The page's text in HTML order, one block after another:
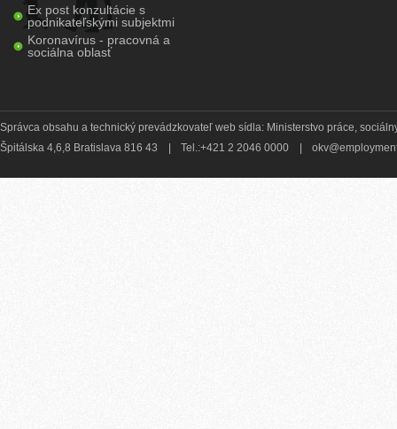
Ex post konzultácie s
podnikateľskými subjektmi
Koronavírus - pracovná a
sociálna oblasť
Správca obsahu a technický prevádzkovateľ web sídla: Ministerstvo práce,
Špitálska 4,6,8 Bratislava 816 43
Tel.:+421 2 2046 0000